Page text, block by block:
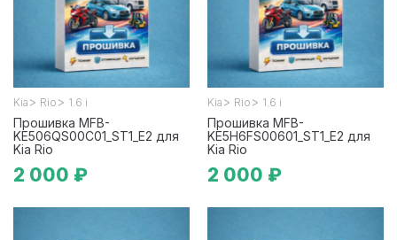
Kia > Rio > 1.6 i
Прошивка MFB-
KE506QS00C01_ST1_E2 для
Kia Rio
2 000 ₽
Kia > Rio > 1.6 i
Прошивка MFB-
KE5H6FS00601_ST1_E2 для
Kia Rio
2 000 ₽